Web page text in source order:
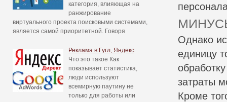
категория, влияющая на
ранжирование
виртуального проекта поисковыми системами,
является самой приоритетной. Говоря
Реклама в Гугл, Яндекс
Что это такое Как
показывает статистика,
люди используют
всемирную паутину не
только для работы или
Однако
единицу
затраты
Кроме